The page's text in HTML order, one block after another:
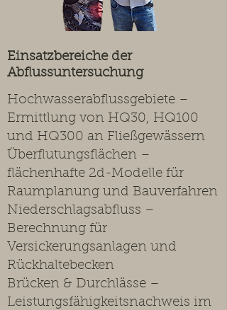
Einsatzbereiche der
Abflussuntersuchung
Hochwasserabflussgebiete –
Ermittlung von HQ30, HQ100
und HQ300 an Fließgewässern
Überflutungsflächen –
flächenhafte 2d-Modelle für
Raumplanung und Bauverfahren
Niederschlagsabfluss –
Berechnung für
Versickerungsanlagen und
Rückhaltebecken
Brücken & Durchlässe –
Leistungsfähigkeitsnachweis im